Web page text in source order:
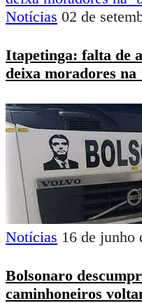
Notícias 02 de
Itapetinga: falta de
deixa moradores na
Notícias 16 de junho
Bolsonaro
caminhoneiros